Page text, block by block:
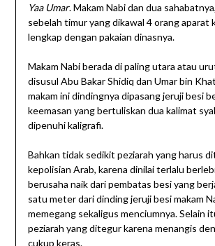
Yaa Umar. Makam Nabi dan dua
sebelah timur yang dikawal 4 orang aparat
lengkap dengan pakaian dinasnya.
Makam Nabi berada di paling utara atau
disusul Abu Bakar Shidiq dan Umar bin
makam ini dindingnya dipasang jeruji besi
keemasan yang bertuliskan dua kalimat
dipenuhi kaligrafi.
Bahkan tidak sedikit peziarah yang harus
kepolisian Arab, karena dinilai terlalu
berusaha naik dari pembatas besi yang
satu meter dari dinding jeruji besi makam
memegang sekaligus menciumnya. Selain
peziarah yang ditegur karena menangis
cukup keras.